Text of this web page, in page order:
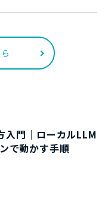
門｜ローカルLLM
で動かす手順